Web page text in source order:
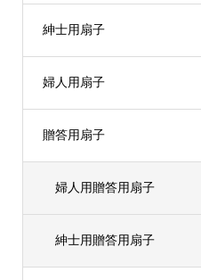
紳士用扇子
婦人用扇子
贈答用扇子
婦人用贈答用扇子
紳士用贈答用扇子